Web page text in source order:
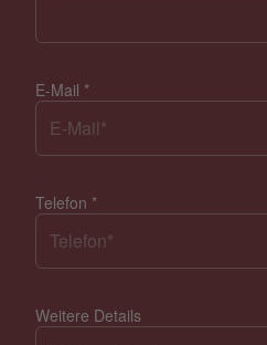
E-Mail *
Telefon *
Weitere Details